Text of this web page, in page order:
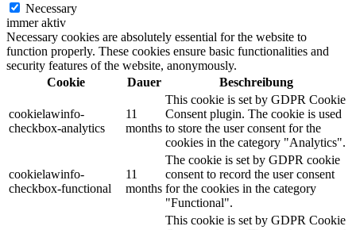
Necessary
immer aktiv
Necessary cookies are absolutely essential for the website to
function properly. These cookies ensure basic functionalities and
security features of the website, anonymously.
Cookie
Dauer Beschreibung
cookielawinfo-
checkbox-analytics
11
months
This cookie is set by GDPR Cookie
Consent plugin. The cookie is used
to store the user consent for the
cookies in the category "Analytics".
cookielawinfo-
checkbox-functional
11
months
The cookie is set by GDPR cookie
consent to record the user consent
for the cookies in the category
"Functional".
This cookie is set by GDPR Cookie